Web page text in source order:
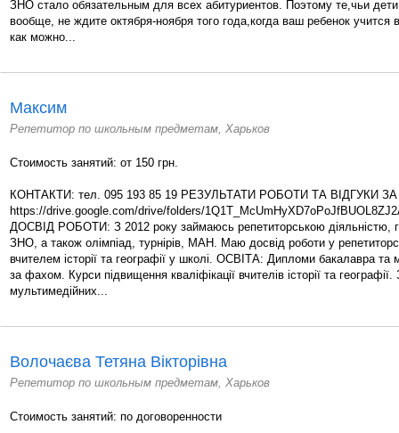
ЗНО стало обязательным для всех абитуриентов. Поэтому те,чьи
вообще, не ждите октября-ноября того года,когда ваш ребенок
как можно...
Максим
Репетитор по школьным предметам, Харьков
Стоимость занятий: от 150 грн.
КОНТАКТИ: тел. 095 193 85 19 РЕЗУЛЬТАТИ РОБОТИ ТА ВІДГУКИ
https://drive.google.com/drive/folders/
ДОСВІД РОБОТИ: З 2012 року займаюсь репетиторською діяльністю,
ЗНО, а також олімпіад, турнірів, МАН. Маю досвід роботи у
вчителем історії та географії у школі. ОСВІТА: Дипломи бакалавра та
за фахом. Курси підвищення кваліфікації вчителів історії та
мультимедійних...
Волочаєва Тетяна Вікторівна
Репетитор по школьным предметам, Харьков
Стоимость занятий: по договоренности